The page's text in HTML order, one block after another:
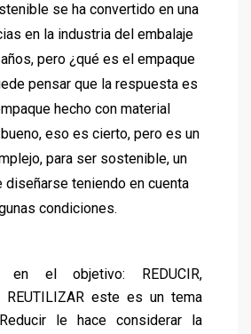
se ha convertido en una
en la industria del embalaje
pero ¿qué es el empaque
pensar que la respuesta es
hecho con material
eso es cierto, pero es un
para ser sostenible, un
diseñarse teniendo en cuenta
condiciones.
en el objetivo: REDUCIR,
REUTILIZAR este es un tema
le hace considerar la